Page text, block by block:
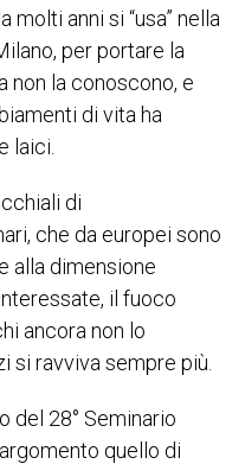
anni si “usa” nella
per portare la
non la conoscono, e
di vita ha
laici.
di
che da europei sono
alla dimensione
il fuoco
ancora non lo
si ravviva sempre più.
del 28° Seminario
quello di